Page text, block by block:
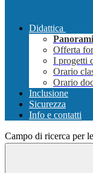
Didattica
Offerta
I progetti
Orario
Orario
Inclusione
Sicurezza
Info e contatti
Campo di ricerca per